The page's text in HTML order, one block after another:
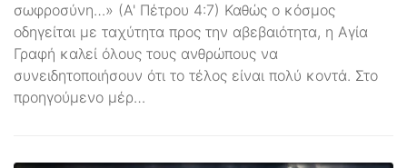
σωφροσύνη…» (Α' Πέτρου 4:7) Καθώς ο κόσμος
οδηγείται με ταχύτητα προς την αβεβαιότητα, η Αγία
Γραφή καλεί όλους τους ανθρώπους να
συνειδητοποιήσουν ότι το τέλος είναι πολύ κοντά. Στο
προηγούμενο μέρ…